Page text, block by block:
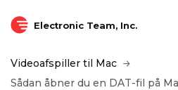
Electronic Team, Inc.
Videoafspiller til Mac
Sådan åbner du en DAT-fil på